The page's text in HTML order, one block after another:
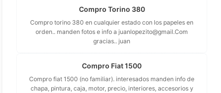
Compro Torino 380
Compro torino 380 en cualquier estado con los papeles en
orden.. manden fotos e info a juanlopezito@gmail.Com
gracias.. juan
Compro Fiat 1500
Compro fiat 1500 (no familiar). interesados manden info de
chapa, pintura, caja, motor, precio, interiores, accesorios y